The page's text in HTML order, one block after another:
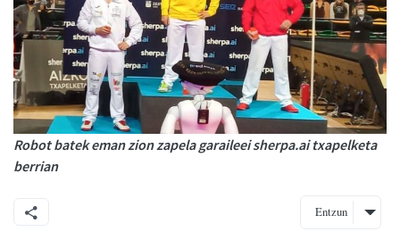
Robot batek eman zion zapela garaileei sherpa.ai txapelketa
berrian
Entzun